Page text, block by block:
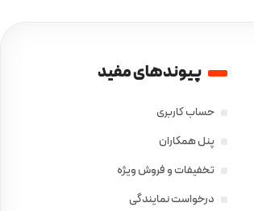
پیوندهای مفید
حساب کاربری
پنل همکاران
تخفیفات و فروش ویژه
درخواست نمایندگی